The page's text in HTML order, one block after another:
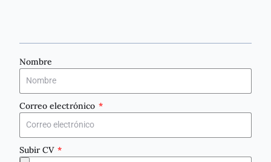
Nombre
Correo electrónico
Subir CV